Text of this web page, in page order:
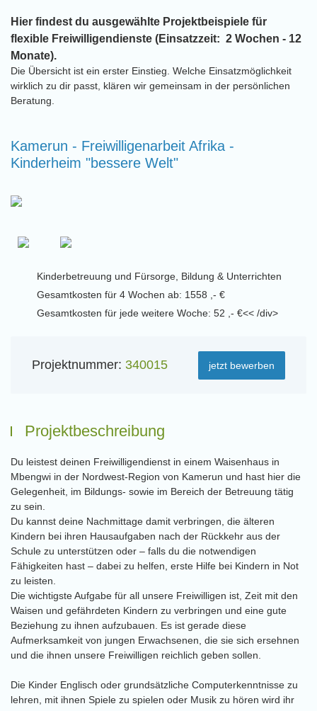
Hier findest du ausgewählte Projektbeispiele für
flexible Freiwilligendienste (Einsatzzeit: 2 Wochen - 12
Monate).
Die Übersicht ist ein erster Einstieg. Welche Einsatzmöglichkeit
wirklich zu dir passt, klären wir gemeinsam in der persönlichen
Beratung.
Kamerun - Freiwilligenarbeit Afrika -
Kinderheim "bessere Welt"
Kinderbetreuung und Fürsorge, Bildung & Unterrichten
Gesamtkosten für 4 Wochen ab: 1558 ,- €
Gesamtkosten für jede weitere Woche: 52 ,- €<< /div>
Projektnummer: 340015 jetzt bewerben
Projektbeschreibung
Du leistest deinen Freiwilligendienst in einem Waisenhaus in
Mbengwi in der Nordwest-Region von Kamerun und hast hier die
Gelegenheit, im Bildungs- sowie im Bereich der Betreuung tätig
zu sein.
Du kannst deine Nachmittage damit verbringen, die älteren
Kindern bei ihren Hausaufgaben nach der Rückkehr aus der
Schule zu unterstützen oder – falls du die notwendigen
Fähigkeiten hast – dabei zu helfen, erste Hilfe bei Kindern in Not
zu leisten.
Die wichtigste Aufgabe für all unsere Freiwilligen ist, Zeit mit den
Waisen und gefährdeten Kindern zu verbringen und eine gute
Beziehung zu ihnen aufzubauen. Es ist gerade diese
Aufmerksamkeit von jungen Erwachsenen, die sie sich ersehnen
und die ihnen unsere Freiwilligen reichlich geben sollen.
Die Kinder Englisch oder grundsätzliche Computerkenntnisse zu
lehren, mit ihnen Spiele zu spielen oder Musik zu hören wird ihr